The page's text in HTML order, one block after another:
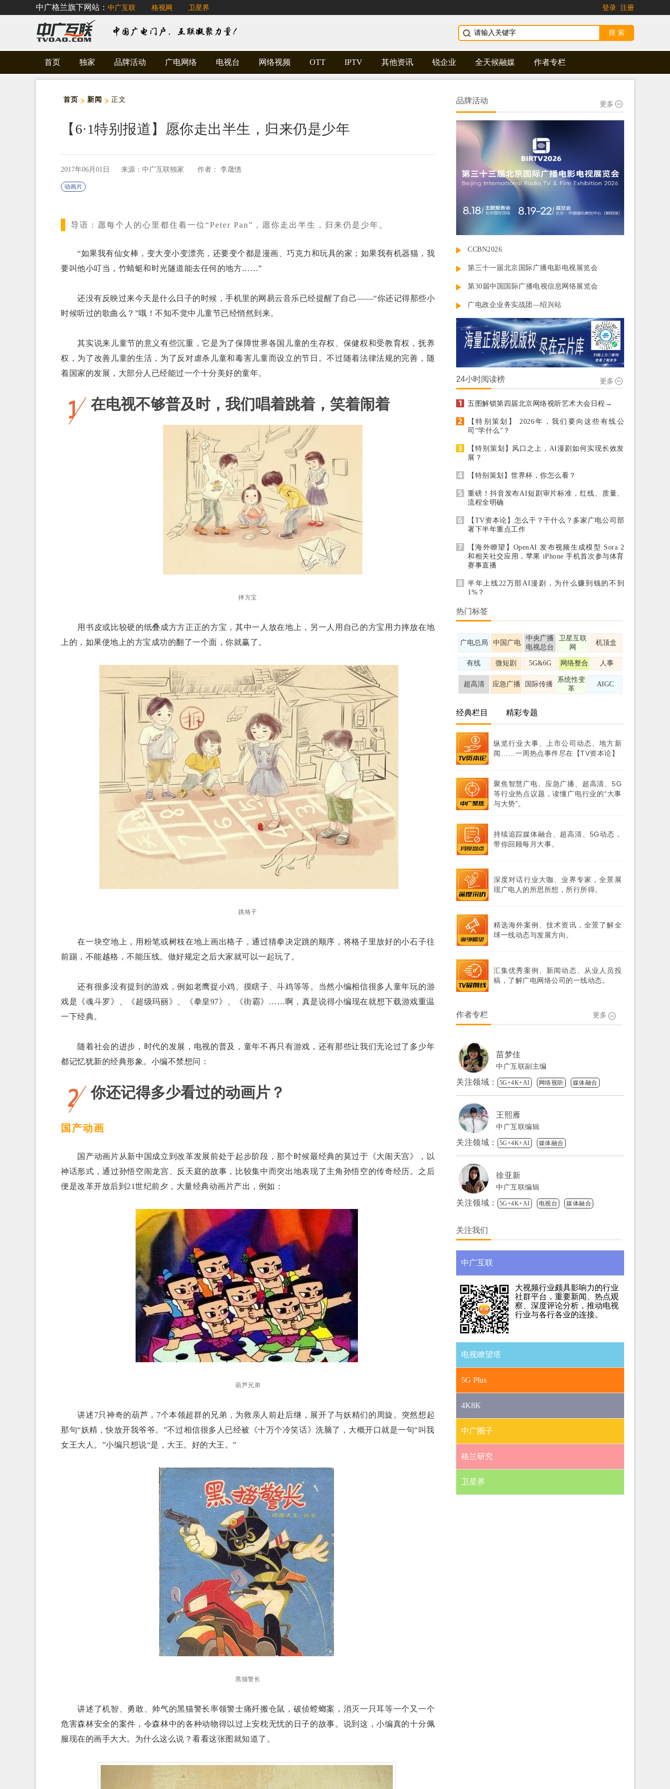
中广格兰旗下网站： 中广互联 格视网 卫星界 登录 注册
首页 独家 品牌活动 广电网络 电视台 网络视频 OTT IPTV 其他资讯 锐企业 全天候融媒 作者专栏
首页 新闻 正文
【6·1特别报道】愿你走出半生，归来仍是少年
2017年06月01日 来源：中广互联独家 作者： 李晟憓
动画片
导语： 愿每个人的心里都住着一位“Peter Pan”，愿你走出半生，归来仍是少年。
“如果我有仙女棒，变大变小变漂亮，还要变个都是漫画、巧克力和玩具的家；如果我有机器猫，我
要叫他小叮当，竹蜻蜓和时光隧道能去任何的地方……”
还没有反映过来今天是什么日子的时候，手机里的网易云音乐已经提醒了自己——“你还记得那些小
时候听过的歌曲么？”哦！不知不觉中儿童节已经悄然到来。
其实说来儿童节的意义有些沉重，它是为了保障世界各国儿童的生存权、保健权和受教育权，抚养
权，为了改善儿童的生活，为了反对虐杀儿童和毒害儿童而设立的节日。不过随着法律法规的完善，随
着国家的发展，大部分人已经能过一个十分美好的童年。
在电视不够普及时，我们唱着跳着，笑着闹着
摔方宝
用书皮或比较硬的纸叠成方方正正的方宝，其中一人放在地上，另一人用自己的方宝用力摔放在地
上的，如果使地上的方宝成功的翻了一个面，你就赢了。
跳格子
在一块空地上，用粉笔或树枝在地上画出格子，通过猜拳决定跳的顺序，将格子里放好的小石子往
前踢，不能越格，不能压线。做好规定之后大家就可以一起玩了。
还有很多没有提到的游戏，例如老鹰捉小鸡、摸瞎子、斗鸡等等。当然小编相信很多人童年玩的游
戏是《魂斗罗》、《超级玛丽》、《拳皇97》、《街霸》……啊，真是说得小编现在就想下载游戏重温
一下经典。
随着社会的进步，时代的发展，电视的普及，童年不再只有游戏，还有那些让我们无论过了多少年
都记忆犹新的经典形象。小编不禁想问：
你还记得多少看过的动画片？
国产动画
国产动画片从新中国成立到改革发展前处于起步阶段，那个时候最经典的莫过于《大闹天宫》，以
神话形式，通过孙悟空闹龙宫、反天庭的故事，比较集中而突出地表现了主角孙悟空的传奇经历。之后
便是改革开放后到21世纪前夕，大量经典动画片产出，例如：
葫芦兄弟
讲述7只神奇的葫芦，7个本领超群的兄弟，为救亲人前赴后继，展开了与妖精们的周旋。突然想起
那句“妖精，快放开我爷爷。”不过相信很多人已经被《十万个冷笑话》洗脑了，大概开口就是一句“叫我
女王大人。”小编只想说“是，大王。好的大王。”
黑猫警长
讲述了机智、勇敢、帅气的黑猫警长率领警士痛歼搬仓鼠，破侦螳螂案，消灭一只耳等一个又一个
危害森林安全的案件，令森林中的各种动物得以过上安枕无忧的日子的故事。说到这，小编真的十分佩
服现在的画手大大。为什么这么说？看看这张图就知道了。
品牌活动 更多
CCBN2026
第三十一届北京国际广播电影电视展览会
第30届中国国际广播电视信息网络展览会
广电政企业务实战团—绍兴站
24小时阅读榜 更多
五图解锁第四届北京网络视听艺术大会日程→
【特别策划】 2026年，我们要向这些有线公
司“学什么”？
【特别策划】风口之上，AI漫剧如何实现长效发
展？
【特别策划】世界杯，你怎么看？
重磅！抖音发布AI短剧审片标准，红线、质量、
流程全明确
【TV资本论】怎么干？干什么？多家广电公司部
署下半年重点工作
【海外瞭望】OpenAI 发布视频生成模型 Sora 2
和相关社交应用，苹果 iPhone 手机首次参与体育
赛事直播
半年上线22万部AI漫剧，为什么赚到钱的不到
1%？
热门标签
广电总局 中国广电
中央广播
电视总台
卫星互联
网
机顶盒
有线 微短剧 5G&6G 网络整合 人事
超高清 应急广播 国际传播
系统性变
革
AIGC
经典栏目 精彩专题
纵览行业大事、上市公司动态、地方新
闻……一周热点事件尽在【TV资本论】
聚焦智慧广电、应急广播、超高清、5G
等行业热点议题，读懂广电行业的“大事
与大势”。
持续追踪媒体融合、超高清、5G动态，
带你回顾每月大事。
深度对话行业大咖、业界专家，全景展
现广电人的所思所想，所行所得。
精选海外案例、技术资讯，全景了解全
球一线动态与发展方向。
汇集优秀案例、新闻动态、从业人员投
稿，了解广电网络公司的一线动态。
作者专栏 更多
苗梦佳
中广互联副主编
关注领域： 5G+4K+AI 网络视听 媒体融合
王熙雁
中广互联编辑
关注领域： 5G+4K+AI 媒体融合
徐亚新
中广互联编辑
关注领域： 5G+4K+AI 电视台 媒体融合
关注我们
中广互联
大视频行业颇具影响力的行业
社群平台，重要新闻、热点观
察、深度评论分析，推动电视
行业与各行各业的连接。
电视瞭望塔
5G Plus
4K8K
中广圈子
格兰研究
卫星界